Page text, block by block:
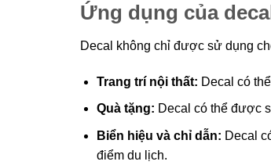
Ứng dụng của
Decal không chỉ được sử dụng
Trang trí nội thất: Decal có
Quà tặng: Decal có thể được
Biển hiệu và chỉ dẫn: Decal
điểm du lịch.